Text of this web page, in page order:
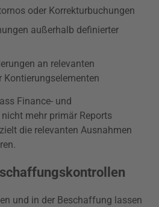
oder Korrekturbuchungen
außerhalb definierter
an relevanten
Kontierungselementen
Finance- und
mehr primär Reports
die relevanten Ausnahmen
und in der Beschaffung lassen